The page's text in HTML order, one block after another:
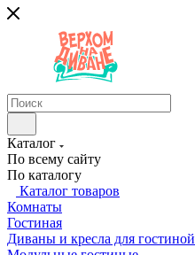
Каталог
По всему сайту
По каталогу
Каталог товаров
Комнаты
Гостиная
Диваны и кресла для гостиной